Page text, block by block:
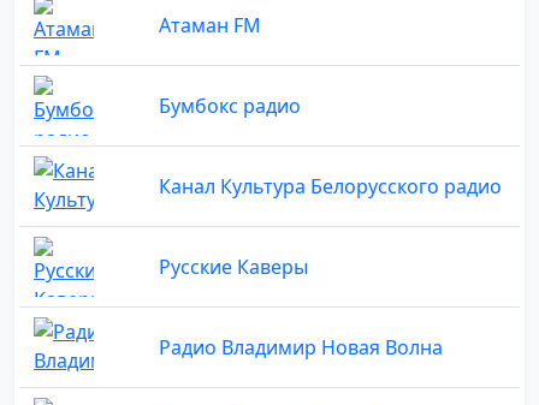
Атаман FM
Бумбокс радио
Канал Культура Белорусского радио
Русские Каверы
Радио Владимир Новая Волна